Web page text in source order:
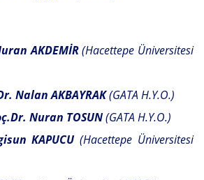
AKDEMİR (Hacettepe Üniversitesi
Nalan AKBAYRAK(GATA H.Y.O.)
Nuran TOSUN(GATA H.Y.O.)
KAPUCU (Hacettepe Üniversitesi